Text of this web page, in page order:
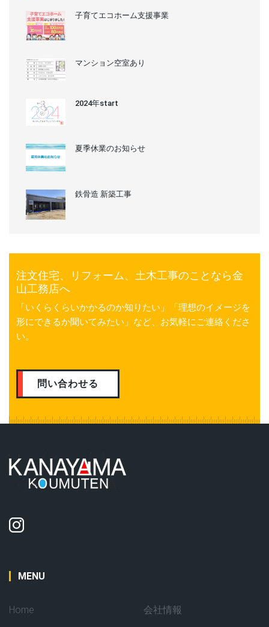
子育てエコホーム支援事業
マンション空室あり
2024年start
夏季休業のお知らせ
鉄骨造 新築工事
注文住宅、リフォーム、土木工事のことなら金
山工務店へ
「いくらくらいかかるのか知りたい」「理想のイメージを
形にできるか聞いてみたい」など、お気軽にご連絡くださ
い。
問い合わせる
MENU
Home 会社情報